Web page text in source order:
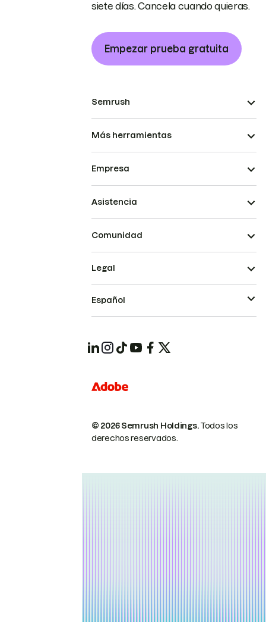
siete días. Cancela cuando quieras.
Empezar prueba gratuita
Semrush
Más herramientas
Empresa
Asistencia
Comunidad
© 2026 Semrush Holdings.Todos los
derechos reservados.
Legal
Español